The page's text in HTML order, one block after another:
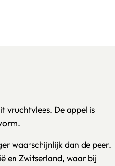
vruchtvlees. De appel is
waarschijnlijk dan de peer.
en Zwitserland, waar bij